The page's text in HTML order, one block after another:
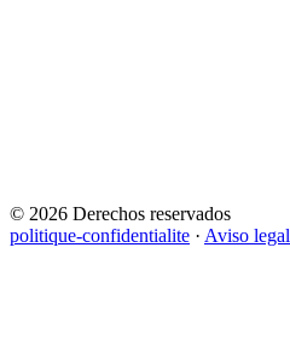
© 2026 Derechos reservados
politique-confidentialite · Aviso legal